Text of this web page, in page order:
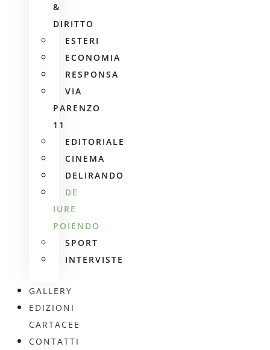
&
DIRITTO
ESTERI
ECONOMIA
RESPONSA
VIA
PARENZO
11
EDITORIALE
CINEMA
DELIRANDO
DE
IURE
POIENDO
SPORT
INTERVISTE
GALLERY
EDIZIONI
CARTACEE
CONTATTI